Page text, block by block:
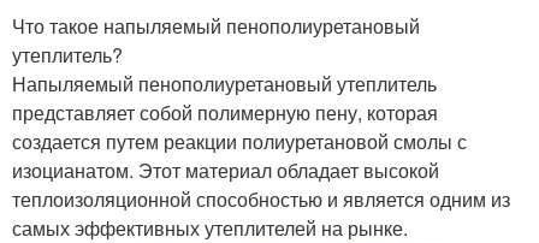
Что такое напыляемый пенополиуретановый
утеплитель?
Напыляемый пенополиуретановый утеплитель
представляет собой полимерную пену, которая
создается путем реакции полиуретановой смолы с
изоцианатом. Этот материал обладает высокой
теплоизоляционной способностью и является одним из
самых эффективных утеплителей на рынке.